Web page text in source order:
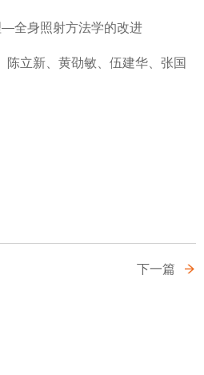
全身照射方法学的改进
立新、黄劭敏、伍建华、张国
下一篇